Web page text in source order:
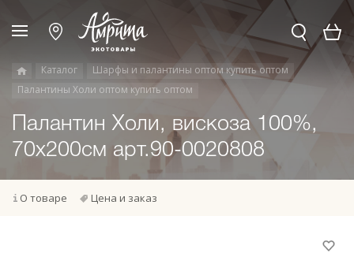
Каталог
Шарфы и палантины оптом купить оптом
Палантины Холи оптом купить оптом
Палантин Холи, вискоза 100%,
70х200см арт.90-0020808
О товаре Цена и заказ